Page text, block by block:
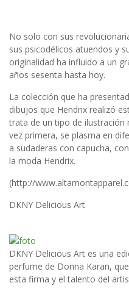
No solo con sus
sus psicodélicos atuendos y
originalidad ha influido a un
años sesenta hasta hoy.
La colección que ha
dibujos que Hendrix realizó
trata de un tipo de ilustración
vez primera, se plasma en
a sudaderas con capucha,
la moda Hendrix.
(http://
DKNY Delicious Art
DKNY Delicious Art es una
perfume de Donna Karan,
esta firma y el talento del